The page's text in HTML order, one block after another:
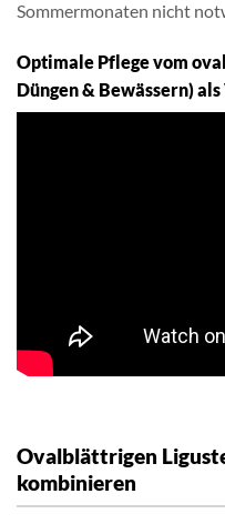
Sommermonaten nicht
Optimale Pflege vom
Düngen & Bewässern)
Ovalblättrigen
kombinieren